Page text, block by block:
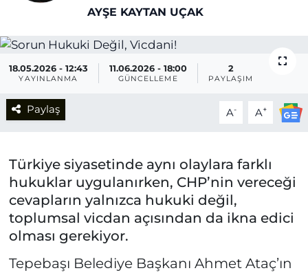
AYŞE KAYTAN UÇAK
18.05.2026 - 12:43
YAYINLANMA
11.06.2026 - 18:00
GÜNCELLEME
2
PAYLAŞIM
Paylaş A- A+
Türkiye siyasetinde aynı olaylara farklı
hukuklar uygulanırken, CHP’nin vereceği
cevapların yalnızca hukuki değil,
toplumsal vicdan açısından da ikna edici
olması gerekiyor.
Tepebaşı Belediye Başkanı Ahmet Ataç’ın